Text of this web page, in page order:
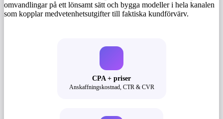
omvandlingar på ett lönsamt sätt och bygga modeller i hela kanalen
som kopplar medvetenhetsutgifter till faktiska kundförvärv.
CPA + priser
Anskaffningskostnad, CTR & CVR